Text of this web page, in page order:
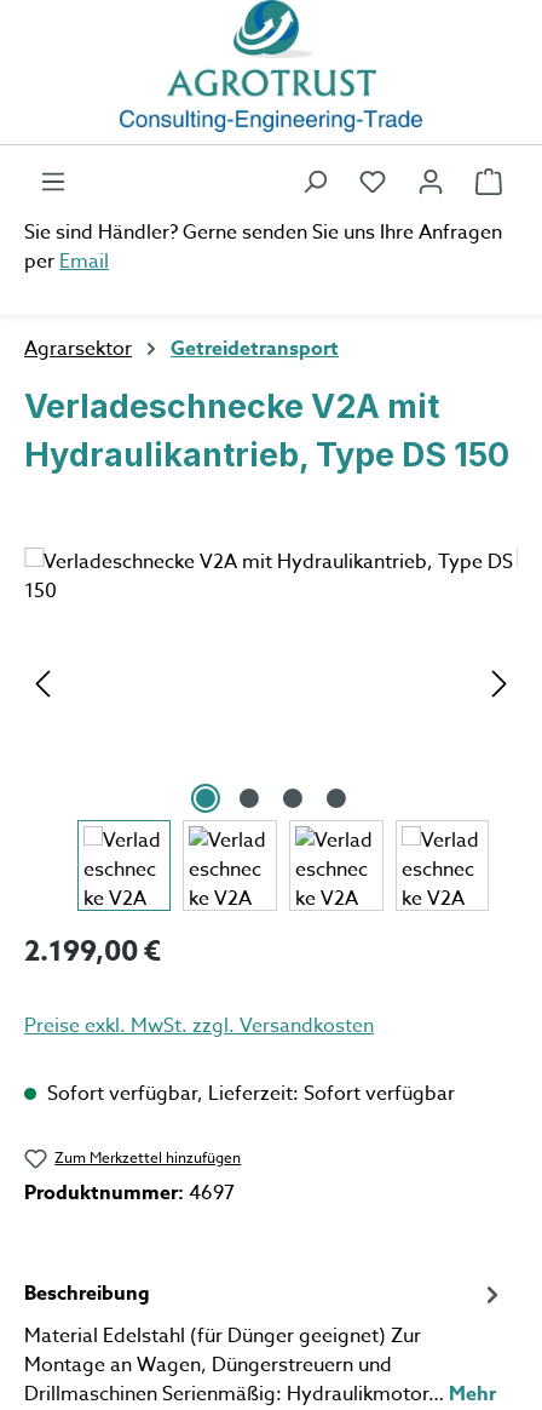
Zum Hauptinhalt springen
Sie sind Händler? Gerne senden Sie uns Ihre Anfragen
per Email
Du hast 0
Agrarsektor Getreidetransport
Verladeschnecke V2A mit
Hydraulikantrieb, Type DS 150
Bildergalerie überspringen
Regulärer Preis:
2.199,00 €
Preise exkl. MwSt. zzgl. Versandkosten
Sofort verfügbar, Lieferzeit: Sofort verfügbar
Zum Merkzettel hinzufügen
Produktnummer: 4697
Beschreibung
Material Edelstahl (für Dünger geeignet) Zur
Montage an Wagen, Düngerstreuern und
Drillmaschinen Serienmäßig: Hydraulikmotor… Mehr